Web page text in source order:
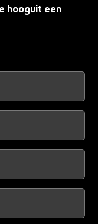
hooguit een